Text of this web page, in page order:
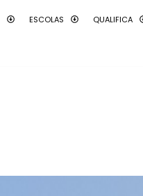
ESCOLAS QUALIFICA